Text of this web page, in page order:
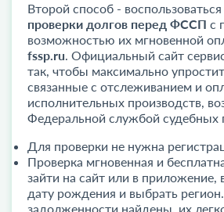
Второй способ - воспользоваться
проверки долгов перед ФССП с
возможностью их мгновенной
fssp.ru. Официальный сайт
так, чтобы максимально
связанные с отслеживанием и
исполнительных производств,
Федеральной службой судебных
Для проверки не нужна
Проверка мгновенная и
зайти на сайт или в
дату рождения и выбрать
задолженности найдены, их